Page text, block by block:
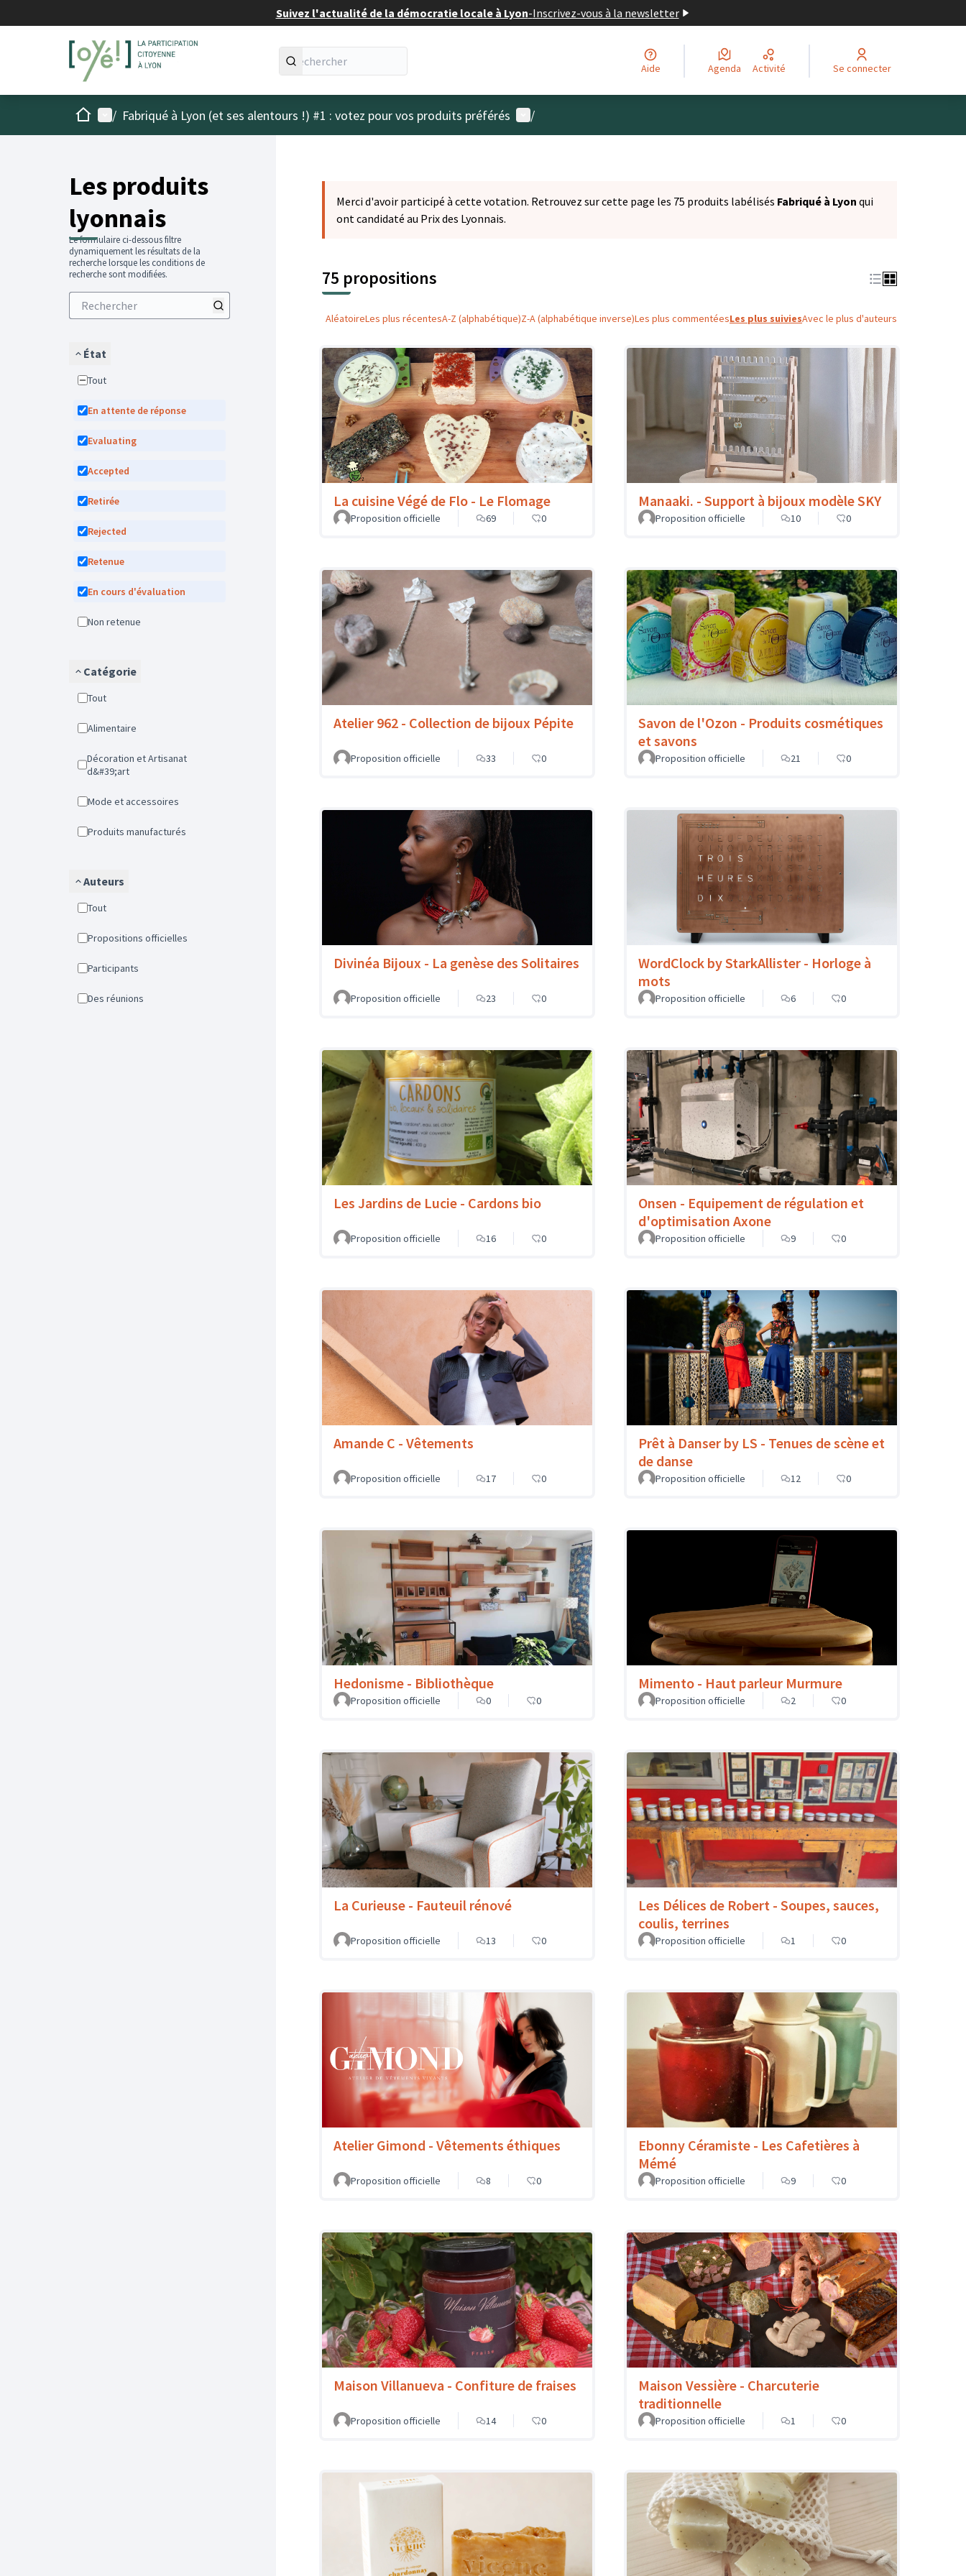
Suivez l'actualité de la démocratie locale à Lyon-Inscrivez-vous à la newsletter
Aide Agenda Activité Se connecter
AccueilMenu principal
/ Fabriqué à Lyon (et ses alentours !) #1 : votez pour vos produits préférés Menu utilisateur
/
Les produits
lyonnais
Le formulaire ci-dessous filtre
dynamiquement les résultats de la
recherche lorsque les conditions de
recherche sont modifiées.
État
Tout
En attente de réponse
Evaluating
Accepted
Retirée
Rejected
Retenue
En cours d'évaluation
Non retenue
Catégorie
Tout
Alimentaire
Décoration et Artisanat
d&#39;art
Mode et accessoires
Produits manufacturés
Auteurs
Tout
Propositions officielles
Participants
Des réunions
Merci d'avoir participé à cette votation. Retrouvez sur cette page les 75 produits labélisés Fabriqué à Lyon qui
ont candidaté au Prix des Lyonnais.
75 propositions
AléatoireLes plus récentesA-Z (alphabétique)Z-A (alphabétique inverse)Les plus commentéesLes plus suiviesAvec le plus d'auteurs
La cuisine Végé de Flo - Le Flomage
Proposition officielle 69 0
Manaaki. - Support à bijoux modèle SKY
Proposition officielle 10 0
Atelier 962 - Collection de bijoux Pépite
Proposition officielle 33 0
Savon de l'Ozon - Produits cosmétiques
et savons
Proposition officielle 21 0
Divinéa Bijoux - La genèse des Solitaires
Proposition officielle 23 0
WordClock by StarkAllister - Horloge à
mots
Proposition officielle 6 0
Les Jardins de Lucie - Cardons bio
Proposition officielle 16 0
Onsen - Equipement de régulation et
d'optimisation Axone
Proposition officielle 9 0
Amande C - Vêtements
Proposition officielle 17 0
Prêt à Danser by LS - Tenues de scène et
de danse
Proposition officielle 12 0
Hedonisme - Bibliothèque
Proposition officielle 0 0
Mimento - Haut parleur Murmure
Proposition officielle 2 0
La Curieuse - Fauteuil rénové
Proposition officielle 13 0
Les Délices de Robert - Soupes, sauces,
coulis, terrines
Proposition officielle 1 0
Atelier Gimond - Vêtements éthiques
Proposition officielle 8 0
Ebonny Céramiste - Les Cafetières à
Mémé
Proposition officielle 9 0
Maison Villanueva - Confiture de fraises
Proposition officielle 14 0
Maison Vessière - Charcuterie
traditionnelle
Proposition officielle 1 0